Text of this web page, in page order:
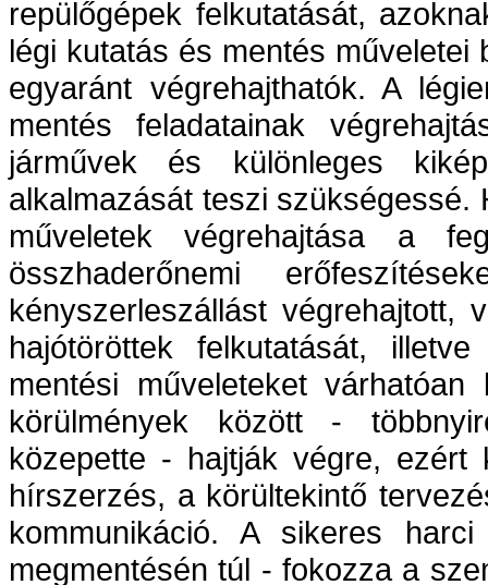
repülőgépek felkutatását,
légi kutatás és mentés
egyaránt végrehajthatók. A
mentés feladatainak
járművek és különleges
alkalmazását teszi
műveletek végrehajtása a
összhaderőnemi
kényszerleszállást végrehajtott,
hajótöröttek felkutatását,
mentési műveleteket
körülmények között -
közepette - hajtják végre, ezért
hírszerzés, a körültekintő
kommunikáció. A sikeres
megmentésén túl - fokozza a